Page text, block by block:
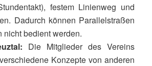
festem Linienweg und
Dadurch können Parallelstraßen
nicht bedient werden.
Die Mitglieder des Vereins
Konzepte von anderen